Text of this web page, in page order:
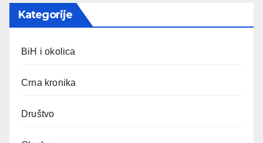
Kategorije
BiH i okolica
Crna kronika
Društvo